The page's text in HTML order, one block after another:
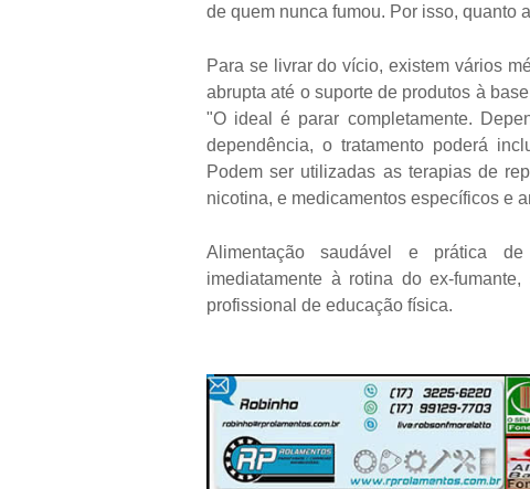
de quem nunca fumou. Por isso, quanto
Para se livrar do vício, existem vários
abrupta até o suporte de produtos à
"O ideal é parar completamente.
dependência, o tratamento poderá
Podem ser utilizadas as terapias de
nicotina, e medicamentos específicos e
Alimentação saudável e prática
imediatamente à rotina do ex-
profissional de educação física.